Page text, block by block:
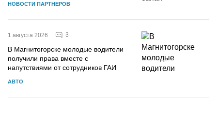
НОВОСТИ ПАРТНЕРОВ
1 августа 2026 3
В Магнитогорске молодые водители
получили права вместе с
напутствиями от сотрудников ГАИ
АВТО